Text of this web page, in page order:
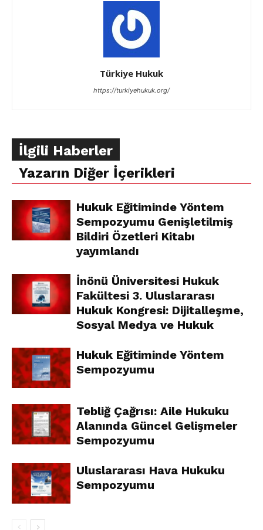
Türkiye Hukuk
https://turkiyehukuk.org/
İlgili Haberler
Yazarın Diğer İçerikleri
Hukuk Eğitiminde Yöntem
Sempozyumu Genişletilmiş
Bildiri Özetleri Kitabı
yayımlandı
İnönü Üniversitesi Hukuk
Fakültesi 3. Uluslararası
Hukuk Kongresi: Dijitalleşme,
Sosyal Medya ve Hukuk
Hukuk Eğitiminde Yöntem
Sempozyumu
Tebliğ Çağrısı: Aile Hukuku
Alanında Güncel Gelişmeler
Sempozyumu
Uluslararası Hava Hukuku
Sempozyumu